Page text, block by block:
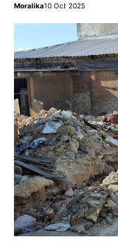
Moralika10 Oct 2025